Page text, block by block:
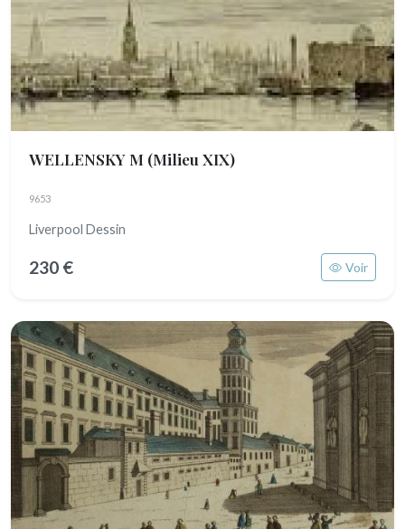
WELLENSKY M (Milieu XIX)
9653
Liverpool Dessin
230 € Voir